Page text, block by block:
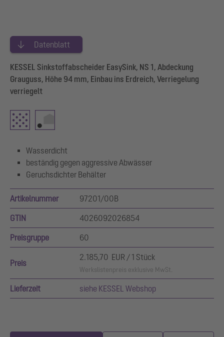
Datenblatt
KESSEL Sinkstoffabscheider EasySink, NS 1, Abdeckung
Grauguss, Höhe 94 mm, Einbau ins Erdreich, Verriegelung
verriegelt
Wasserdicht
beständig gegen aggressive Abwässer
Geruchsdichter Behälter
Artikelnummer 97201/00B
GTIN 4026092026854
Preisgruppe 60
Preis
2.185,70 EUR / 1 Stück
Werkslistenpreis exklusive MwSt.
Lieferzeit siehe KESSEL Webshop